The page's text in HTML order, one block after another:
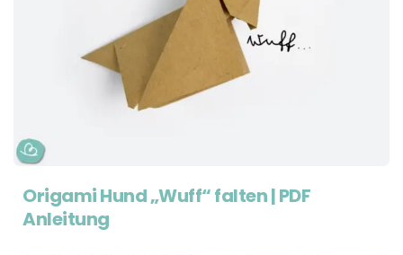
Origami Hund „Wuff“ falten | PDF
Anleitung